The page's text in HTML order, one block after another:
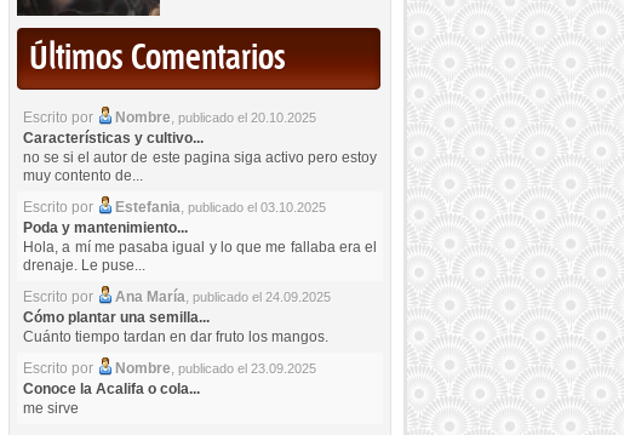
Últimos Comentarios
Escrito por Nombre, publicado el 20.10.2025
Características y cultivo...
no se si el autor de este pagina siga activo pero estoy
muy contento de...
Escrito por
Estefania, publicado el 03.10.2025
Poda y mantenimiento...
Hola, a mí me pasaba igual y lo que me fallaba era el
drenaje. Le puse...
Escrito por
Ana María, publicado el 24.09.2025
Cómo plantar una semilla...
Cuánto tiempo tardan en dar fruto los mangos.
Escrito por
Nombre, publicado el 23.09.2025
Conoce la Acalifa o cola...
me sirve